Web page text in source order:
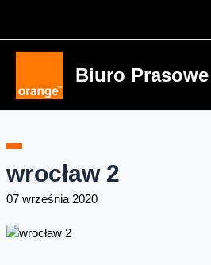
Biuro
wrocław 2
07 września 2020